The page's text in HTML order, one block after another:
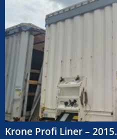
Krone Profi Liner – 2015.